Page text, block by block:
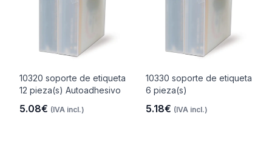
10320 soporte de etiqueta
12 pieza(s) Autoadhesivo
5.08€ (IVA incl.)
10330 soporte de etiqueta
6 pieza(s)
5.18€ (IVA incl.)